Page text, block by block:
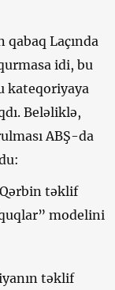
Laçında
idi, bu
kateqoriyaya
Beləliklə,
ABŞ-da
təklif
modelini
təklif